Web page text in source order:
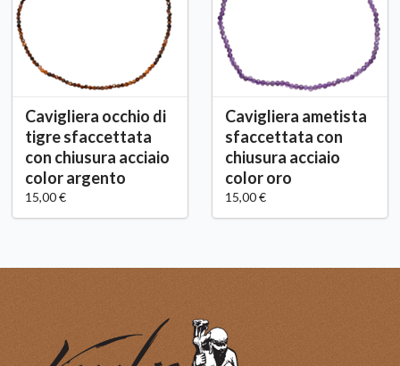
Cavigliera occhio di
tigre sfaccettata
con chiusura acciaio
color argento
15,00 €
Cavigliera ametista
sfaccettata con
chiusura acciaio
color oro
15,00 €